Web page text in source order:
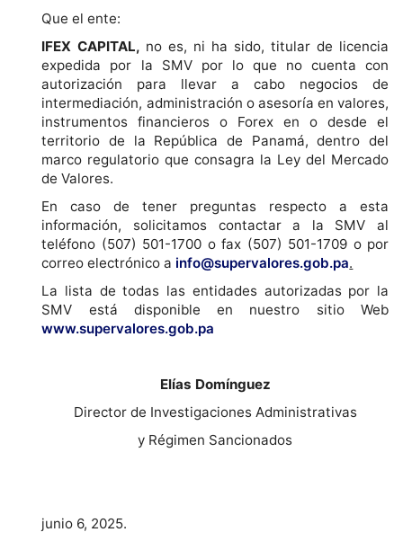
Que el ente:
IFEX CAPITAL, no es, ni ha sido, titular de licencia
expedida por la SMV por lo que no cuenta con
autorización para llevar a cabo negocios de
intermediación, administración o asesoría en valores,
instrumentos financieros o Forex en o desde el
territorio de la República de Panamá, dentro del
marco regulatorio que consagra la Ley del Mercado
de Valores.
En caso de tener preguntas respecto a esta
información, solicitamos contactar a la SMV al
teléfono (507) 501-1700 o fax (507) 501-1709 o por
correo electrónico a info@supervalores.gob.pa.
La lista de todas las entidades autorizadas por la
SMV está disponible en nuestro sitio Web
www.supervalores.gob.pa
Elías Domínguez
Director de Investigaciones Administrativas
y Régimen Sancionados
junio 6, 2025.